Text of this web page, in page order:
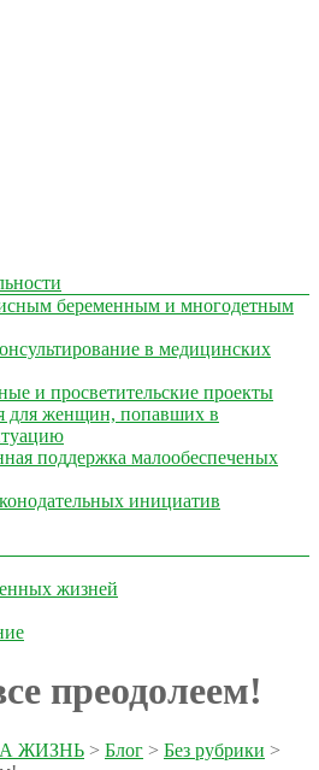
организация
беременным и многодетным
в медицинских
и просветительские проекты
для женщин, попавших в
поддержка малообеспеченых
инициатив
жизней
преодолеем!
ЖИЗНЬ > Блог > Без рубрики >